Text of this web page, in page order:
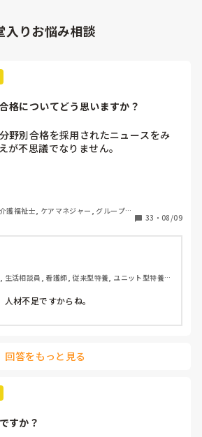
入りお悩み相談
格についてどう思いますか？
野別合格を採用されたニュースをみ
が不思議でなりません。
率の引き上げと、介護福祉士の人材確
ようと思う方が少なくなってきている
向です。
験が容易になり、資格意義がなくなっ
れそうで悲しいです。皆さんは、分野
われますか？
護福祉士, ケアマネジャー, グループホ
33 ・ 08/09
生活相談員, 看護師, 従来型特養, ユニット型特養,
材不足ですからね。
回答をもっと見る
すか？